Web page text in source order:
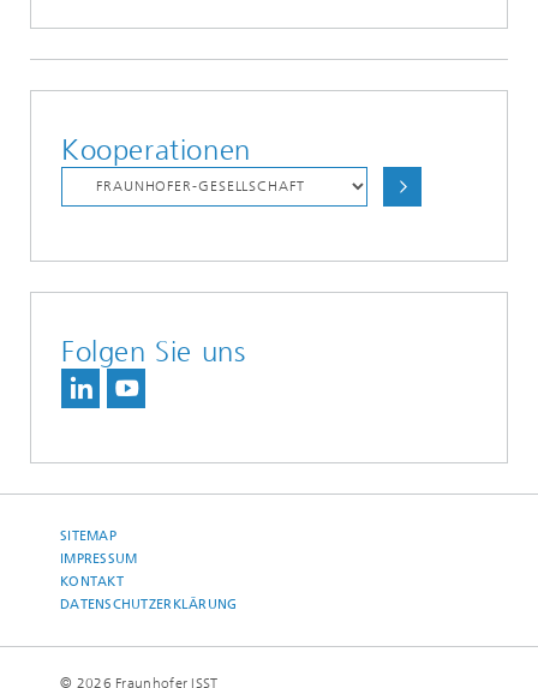
Kooperationen
Folgen Sie uns
SITEMAP
IMPRESSUM
KONTAKT
DATENSCHUTZERKLÄRUNG
© 2026 Fraunhofer ISST